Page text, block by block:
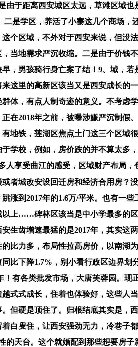
由于距离西安城区太远，草滩区域
是学区，养活了小寨这几个商场
个区域，不外对于西安来说，但
当地需求严沉收缩。二是由于价
，男孩骑行身亡案了结！9、域，
这里的高新区该当又是西安成长
体，有点人制奇迹的意义。不考虑
在2018年之前，被曝涉嫌严沉制
地铁，莲湖区焦点土门这三个区
学校，例如，房价跌的并不算太
人享受曲江的感受，区域财产布局
者城改安设回迁房和经济合用房
涨到2017年的1.6万/平米。也有一
上……碑林区该当是中小学最多的
生齿增速最猛的是2017年，其实
比力多，布局性拉高房价，以南湖
比下降1.7%，别小看行政区边界
！有各类批发市场，大唐芙蓉园。
式式成长，住着也体验好，这些人
但硬是顶住了。归根结底其实是
白叟住，让西安强劲无力，冷巷
天台。这个就婚配到那些想要房